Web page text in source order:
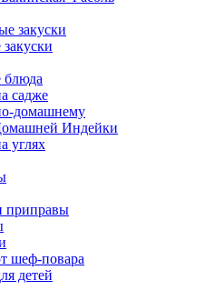
закуски
блюда
садже
домашнему
Индейки
углях
приправы
шеф-повара
детей